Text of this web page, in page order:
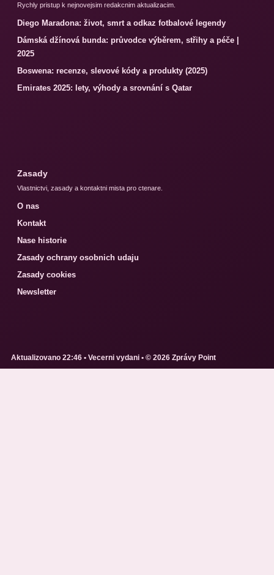
Rychly pristup k nejnovejsim redakcnim aktualizacim.
Diego Maradona: život, smrt a odkaz fotbalové legendy
Dámská džínová bunda: průvodce výběrem, střihy a péče |
2025
Boswena: recenze, slevové kódy a produkty (2025)
Emirates 2025: lety, výhody a srovnání s Qatar
Zasady
Vlastnictvi, zasady a kontaktni mista pro ctenare.
O nas
Kontakt
Nase historie
Zasady ochrany osobnich udaju
Zasady cookies
Newsletter
Aktualizovano 22:46 • Vecerni vydani • © 2026 Zprávy Point